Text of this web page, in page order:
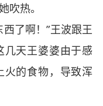
吹热。
了啊！”王波跟王
几天王婆婆由于感
火的食物，导致浑